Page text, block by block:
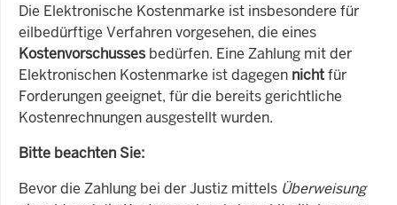
Die Elektronische Kostenmarke ist insbesondere für
eilbedürftige Verfahren vorgesehen, die eines
Kostenvorschusses bedürfen. Eine Zahlung mit der
Elektronischen Kostenmarke ist dagegen nichtfür
Forderungen geeignet, für die bereits gerichtliche
Kostenrechnungen ausgestellt wurden.
Bitte beachten Sie:
Bevor die Zahlung bei der Justiz mittels Überweisung